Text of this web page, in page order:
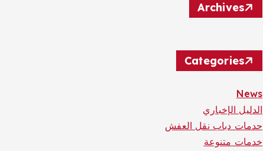
Archives
Categories
News
الدليل الإخباري
حدمات دباب نقل العفش
خدمات متنوعة